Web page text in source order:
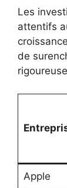
Les
attentifs
de
Apple